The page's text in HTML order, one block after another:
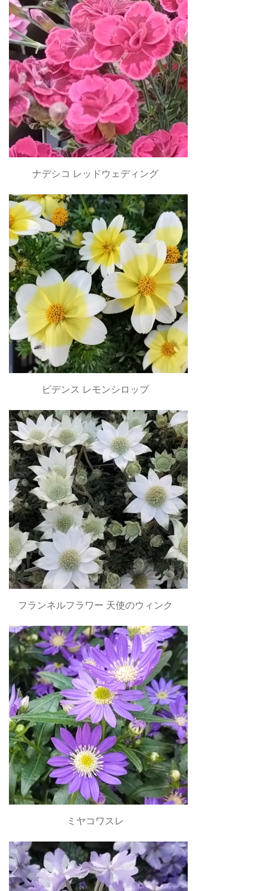
ナデシコ レッドウェディング
ビデンス レモンシロップ
フランネルフラワー 天使のウィンク
ミヤコワスレ